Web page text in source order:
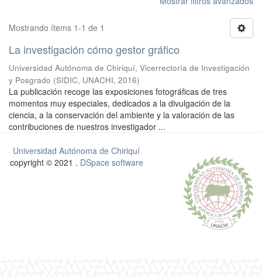
Mostrando ítems 1-1 de 1
La investigación cómo gestor gráfico
Universidad Autónoma de Chiriquí, Vicerrectoría de Investigación
y Posgrado (SIDIC, UNACHI, 2016)
La publicación recoge las exposiciones fotográficas de tres
momentos muy especiales, dedicados a la divulgación de la
ciencia, a la conservación del ambiente y la valoración de las
contribuciones de nuestros investigador ...
Universidad Autónoma de Chiriquí
copyright © 2021 . DSpace software